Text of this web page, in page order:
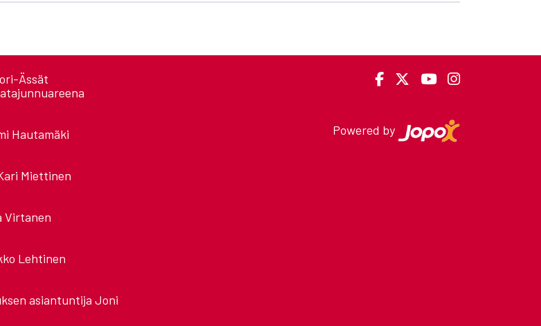
Ässät
Hautamäki
Miettinen
Virtanen
Lehtinen
asiantuntija Joni
Powered by